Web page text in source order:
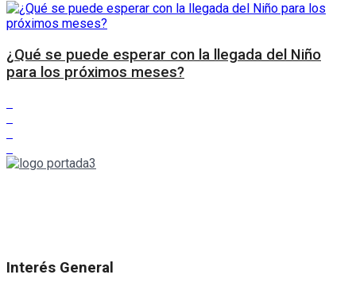
¿Qué se puede esperar con la llegada del Niño
para los próximos meses?
Interés General